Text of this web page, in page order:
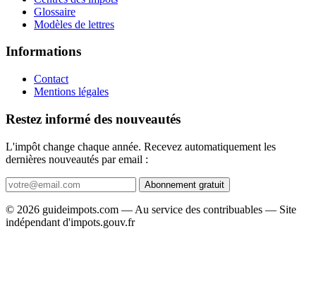
Glossaire
Modèles de lettres
Informations
Contact
Mentions légales
Restez informé des nouveautés
L'impôt change chaque année. Recevez automatiquement les
dernières nouveautés par email :
Abonnement gratuit
© 2026 guideimpots.com — Au service des contribuables — Site
indépendant d'impots.gouv.fr